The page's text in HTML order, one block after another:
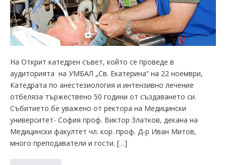
На Открит катедрен съвет, който се проведе в
аудиторията на УМБАЛ „Св. Екатерина“ на 22 ноември,
Катедрата по анестезиология и интензивно лечение
отбеляза тържествено 50 години от създаването си.
Събитието бе уважено от ректора на Медицински
университет- София проф. Виктор Златков, декана на
Медицински факултет чл. кор. проф. Д-р Иван Митов,
много преподаватели и гости. […]